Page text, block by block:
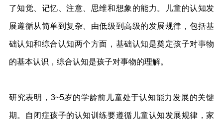
了知觉、记忆、注意、思维和想象的能力。儿童的认知发
展遵循从简单到复杂、由低级到高级的发展规律，包括基
础认知和综合认知两个方面，基础认知是奠定孩子对事物
的基本认识，综合认知是孩子对事物的理解。
研究表明，3~5岁的学龄前儿童处于认知能力发展的关键
期。自闭症孩子的认知训练要遵循儿童认知发展规律，家